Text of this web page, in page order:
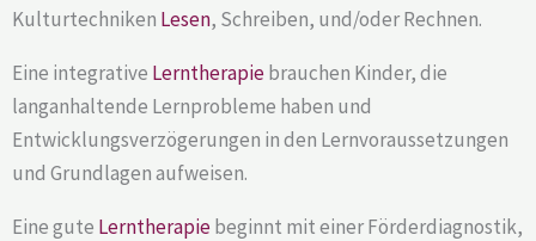
Kulturtechniken Lesen, Schreiben, und/oder Rechnen.
Eine integrative Lerntherapiebrauchen Kinder, die
langanhaltende Lernprobleme haben und
Entwicklungsverzögerungen in den Lernvoraussetzungen
und Grundlagen aufweisen.
Eine gute Lerntherapiebeginnt mit einer Förderdiagnostik,